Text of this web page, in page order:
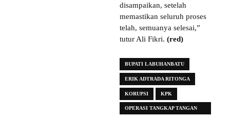
disampaikan, setelah
memastikan seluruh proses
telah, semuanya selesai,”
tutur Ali Fikri. (red)
BUPATI LABUHANBATU
ERIK ADTRADA RITONGA
KORUPSI KPK
OPERASI TANGKAP TANGAN